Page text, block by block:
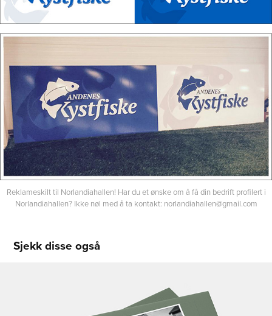
Reklameskilt til Norlandiahallen! Har du et ønske om å få din bedrift profilert i
Norlandiahallen? Ikke nøl med å ta kontakt: norlandiahallen@gmail.com
Sjekk disse også
Andenes – det var en gang